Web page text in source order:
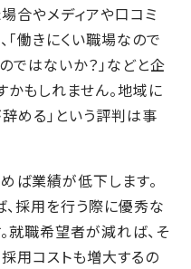
合やメディアや口コミ
働きにくい職場なので
ではないか？」などと企
もしれません。地域に
める」という評判は事
ば業績が低下します。
採用を行う際に優秀な
就職希望者が減れば、そ
用コストも増大するの